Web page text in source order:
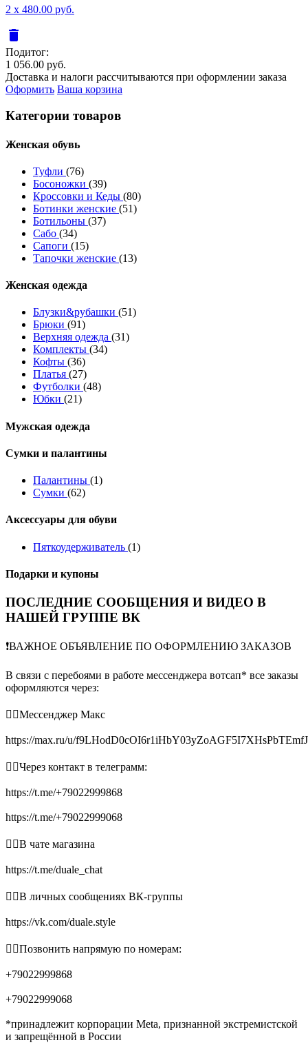
2 x 480.00 руб.
delete
Подитог:
1 056.00 руб.
Доставка и налоги рассчитываются при оформлении заказа
Оформить Ваша корзина
Категории товаров
Женcкая обувь
Туфли (76)
Босоножки (39)
Кроссовки и Кеды (80)
Ботинки женские (51)
Ботильоны (37)
Сабо (34)
Сапоги (15)
Тапочки женские (13)
Женская одежда
Блузки&рубашки (51)
Брюки (91)
Верхняя одежда (31)
Комплекты (34)
Кофты (36)
Платья (27)
Футболки (48)
Юбки (21)
Мужская одежда
Сумки и палантины
Палантины (1)
Сумки (62)
Аксессуары для обуви
Пяткоудерживатель (1)
Подарки и купоны
ПОСЛЕДНИЕ СООБЩЕНИЯ И ВИДЕО В
НАШЕЙ ГРУППЕ ВК
❗️ВАЖНОЕ ОБЪЯВЛЕНИЕ ПО ОФОРМЛЕНИЮ ЗАКАЗОВ
В связи с перебоями в работе мессенджера вотсап* все заказы
оформляются через:
👉🏻Мессенджер Макс
https://max.ru/u/
👉🏻Через контакт в телеграмм:
https://t.me/+79022999868
https://t.me/+79022999068
👉🏻В чате магазина
https://t.me/duale_chat
👉🏻В личных сообщениях ВК-группы
https://vk.com/duale.style
👉🏻Позвонить напрямую по номерам:
+79022999868
+79022999068
*принадлежит корпорации Meta, признанной экстремистской
и запрещённой в России